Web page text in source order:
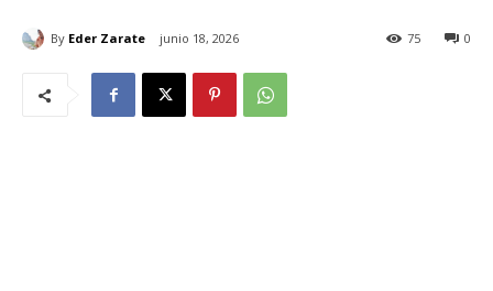
By Eder Zarate junio 18, 2026 0
75